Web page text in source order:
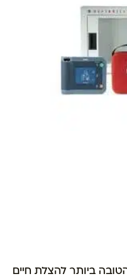
ביותר להצלת חיים